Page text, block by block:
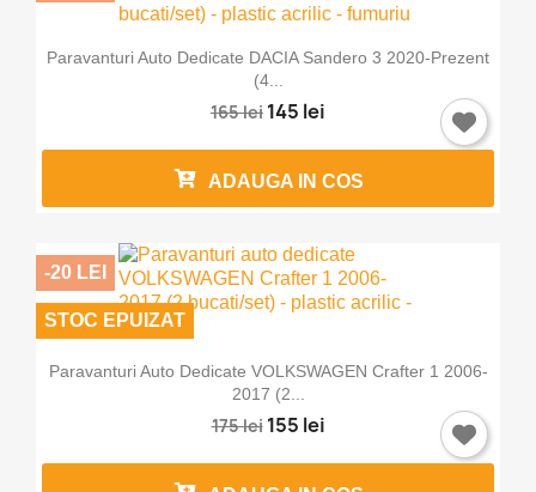
Paravanturi Auto Dedicate DACIA Sandero 3 2020-Prezent
(4...
165 lei 145 lei
ADAUGA IN COS
Paravanturi Auto Dedicate VOLKSWAGEN Crafter 1 2006-
2017 (2...
175 lei 155 lei
-20 LEI
STOC EPUIZAT